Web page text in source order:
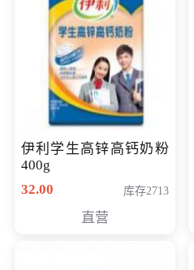
伊利学生高锌高钙奶粉
400g
32.00
库存2713
直营